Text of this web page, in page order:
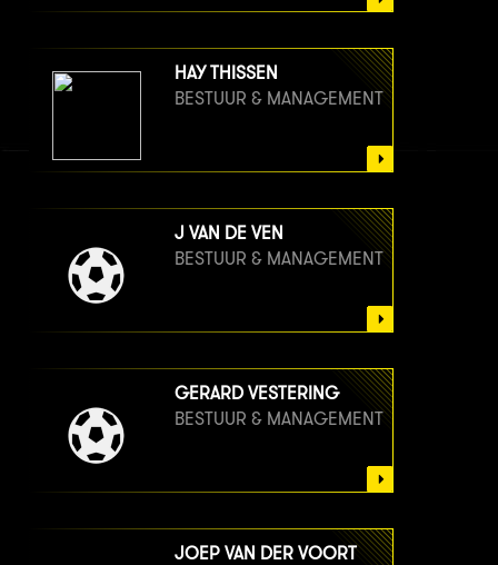
HAY THISSEN
BESTUUR & MANAGEMENT
J VAN DE VEN
BESTUUR & MANAGEMENT
GERARD VESTERING
BESTUUR & MANAGEMENT
JOEP VAN DER VOORT